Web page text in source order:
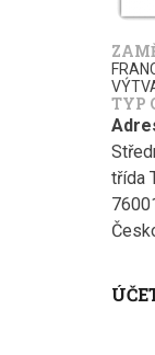
TYP
třída